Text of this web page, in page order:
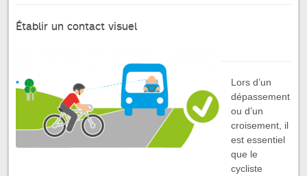
Établir un contact visuel
Lors d’un
dépassement
ou d’un
croisement, il
est essentiel
que le
cycliste